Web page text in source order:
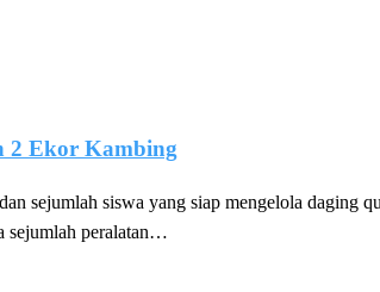
2 Ekor Kambing
sejumlah siswa yang siap mengelola daging
sejumlah peralatan…